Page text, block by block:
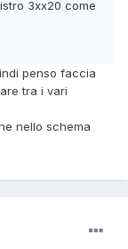
3xx20 come
penso faccia
tra i vari
nello schema